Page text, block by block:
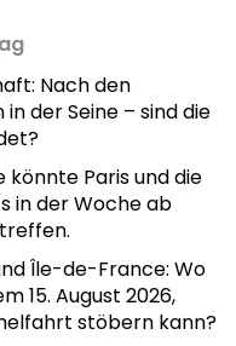
Nach den
der Seine – sind die
könnte Paris und die
in der Woche ab
Île-de-France: Wo
15. August 2026,
stöbern kann?